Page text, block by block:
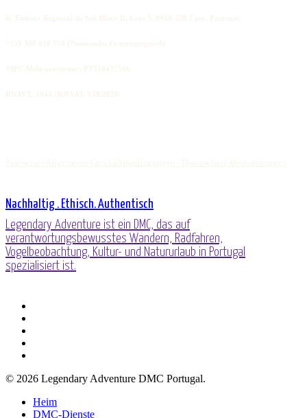
Nachhaltig . Ethisch. Authentisch
Legendary Adventure ist ein DMC, das auf
verantwortungsbewusstes Wandern, Radfahren,
Vogelbeobachtung, Kultur- und Natururlaub in Portugal
spezialisiert ist.
© 2026 Legendary Adventure DMC Portugal.
Menü
schließen
Heim
DMC-Dienste